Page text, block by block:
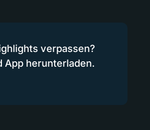
verpassen?
App herunterladen.